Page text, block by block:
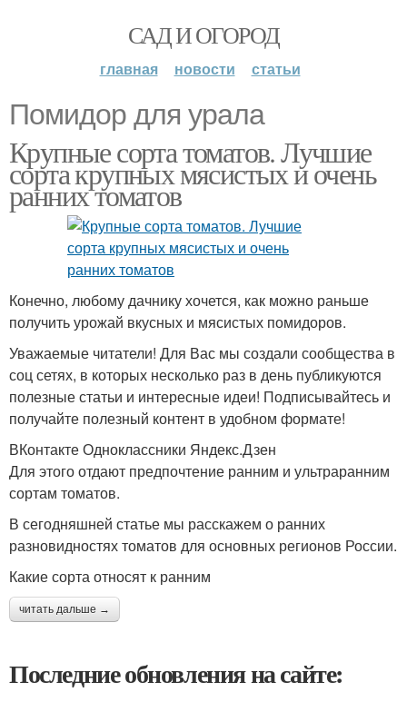
САД И ОГОРОД
главная новости статьи
Помидор для урала
Крупные сорта томатов. Лучшие
сорта крупных мясистых и очень
ранних томатов
Конечно, любому дачнику хочется, как можно раньше
получить урожай вкусных и мясистых помидоров.
Уважаемые читатели! Для Вас мы создали сообщества в
соц сетях, в которых несколько раз в день публикуются
полезные статьи и интересные идеи! Подписывайтесь и
получайте полезный контент в удобном формате!
ВКонтакте Одноклассники Яндекс.Дзен
Для этого отдают предпочтение ранним и ультраранним
сортам томатов.
В сегодняшней статье мы расскажем о ранних
разновидностях томатов для основных регионов России.
Какие сорта относят к ранним
читать дальше →
Последние обновления на сайте: